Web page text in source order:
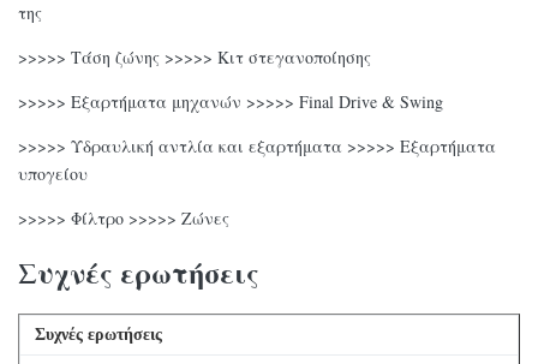
της
>>>>> Τάση ζώνης >>>>> Κιτ στεγανοποίησης
>>>>> Εξαρτήματα μηχανών >>>>> Final Drive & Swing
>>>>> Υδραυλική αντλία και εξαρτήματα >>>>> Εξαρτήματα
υπογείου
>>>>> Φίλτρο >>>>> Ζώνες
Συχνές ερωτήσεις
Συχνές ερωτήσεις